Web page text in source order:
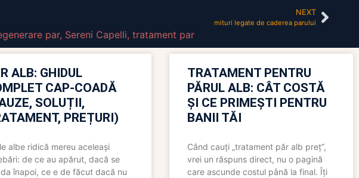
NEXT
mituri legate de caderea parului
par, Sereni Capelli, tratament par
ALB: GHIDUL
CAP-COADĂ
SOLUȚII,
PREȚURI)
albe ridică mereu aceleași
de ce au apărut, dacă se
înapoi, ce e de făcut dacă nu
TRATAMENT PENTRU
PĂRUL ALB: CÂT COSTĂ
ȘI CE PRIMEȘTI PENTRU
BANII TĂI
Când cauți „tratament păr alb preț”,
vrei un răspuns direct, nu o pagină
care ascunde costul până la final. Îți